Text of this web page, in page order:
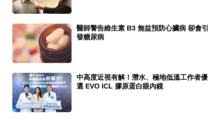
醫師警告維生素 B3 無益預防心臟病 卻會引
發糖尿病
中高度近視有解！潛水、極地低溫工作者優
選 EVO ICL 膠原蛋白眼內鏡